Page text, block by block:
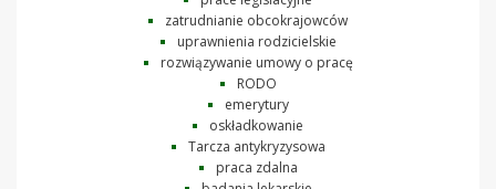
zatrudnianie obcokrajowców
uprawnienia rodzicielskie
rozwiązywanie umowy o pracę
RODO
emerytury
oskładkowanie
Tarcza antykryzysowa
praca zdalna